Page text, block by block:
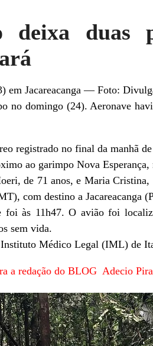
deixa duas
em Jacareacanga — Foto:
no domingo (24). Aeronave
registrado no final da manhã
ao garimpo Nova Esperança,
de 71 anos, e Maria Cristina,
com destino a Jacareacanga
foi às 11h47. O avião foi
sem vida.
Médico Legal (IML) de
a redação do BLOG Adecio